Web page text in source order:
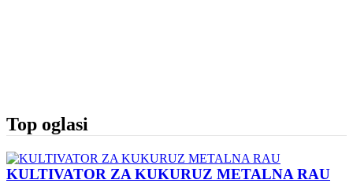
Top oglasi
KULTIVATOR ZA KUKURUZ METALNA RAU